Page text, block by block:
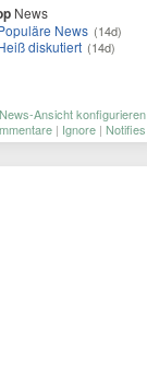
News
News (14d)
diskutiert (14d)
News-Ansicht konfigurieren
| Ignore | Notifies